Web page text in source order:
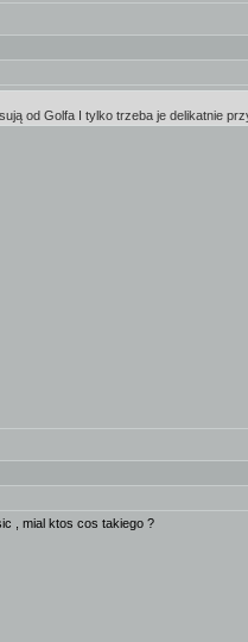
od Golfa I tylko trzeba je delikatnie
, mial ktos cos takiego ?